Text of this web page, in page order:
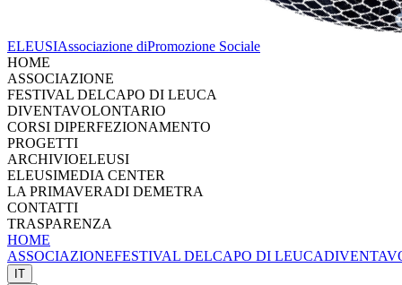
ELEUSIAssociazione diPromozione Sociale
HOME
ASSOCIAZIONE
FESTIVAL DELCAPO DI LEUCA
DIVENTAVOLONTARIO
CORSI DIPERFEZIONAMENTO
PROGETTI
ARCHIVIOELEUSI
ELEUSIMEDIA CENTER
LA PRIMAVERADI DEMETRA
CONTATTI
TRASPARENZA
HOME
ASSOCIAZIONEFESTIVAL DELCAPO DI LEUCADIVENTA
IT